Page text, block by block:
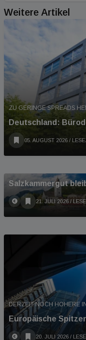
Weitere Artikel
ZU GERINGE SPREADS
Deutschland:
05. AUGUST 2026 /
Salzkammergut
21. JULI 2026 /
DERZEIT NOCH HOHERE
Europäische
20. JULI 2026 /